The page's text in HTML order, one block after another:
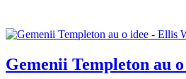
Gemenii Templeton au